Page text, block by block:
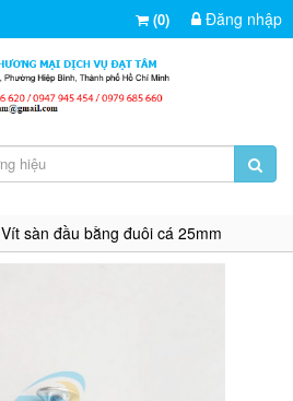
(0) Đăng nhập
Vít sàn đầu bằng đuôi cá 25mm